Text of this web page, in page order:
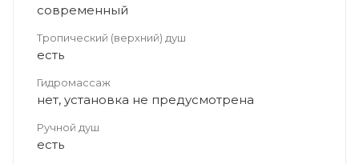
современный
Тропический (верхний) душ
есть
Гидромассаж
нет, установка не предусмотрена
Ручной душ
есть